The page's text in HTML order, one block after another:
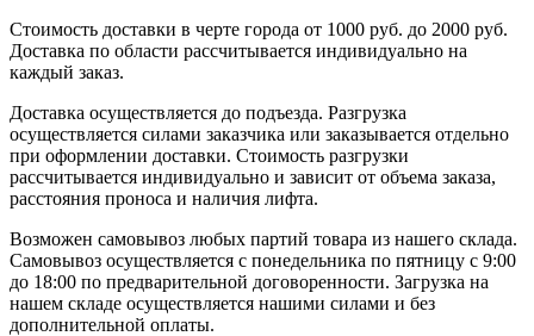
Стоимость доставки в черте города от 1000 руб. до 2000 руб.
Доставка по области рассчитывается индивидуально на
каждый заказ.
Доставка осуществляется до подъезда. Разгрузка
осуществляется силами заказчика или заказывается отдельно
при оформлении доставки. Стоимость разгрузки
рассчитывается индивидуально и зависит от объема заказа,
расстояния проноса и наличия лифта.
Возможен самовывоз любых партий товара из нашего склада.
Самовывоз осуществляется с понедельника по пятницу с 9:00
до 18:00 по предварительной договоренности. Загрузка на
нашем складе осуществляется нашими силами и без
дополнительной оплаты.